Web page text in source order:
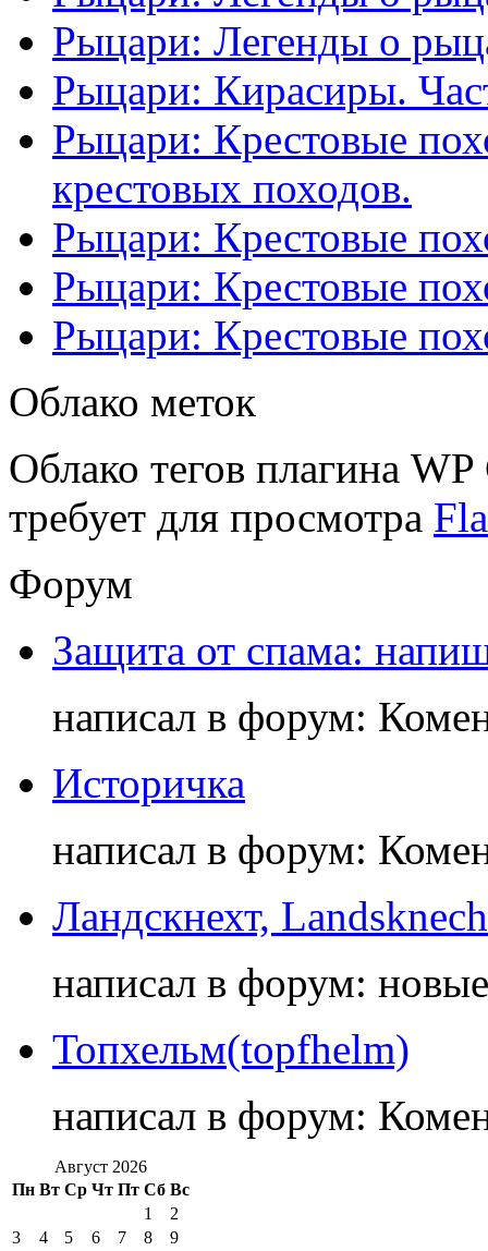
Рыцари: Легенды о
Рыцари: Кирасиры.
Рыцари: Крестовые
крестовых походов.
Рыцари: Крестовые
Рыцари: Крестовые
Рыцари: Крестовые
Облако меток
Облако тегов плагина
требует для просмотра
Форум
Защита от спама:
написал в форум:
Историчка
написал в форум:
Ландскнехт,
написал в форум:
Топхельм(topfhelm)
написал в форум:
Август 2026
Пн Вт Ср Чт Пт Сб Вс
1
2
3
4 5 6 7 8
9